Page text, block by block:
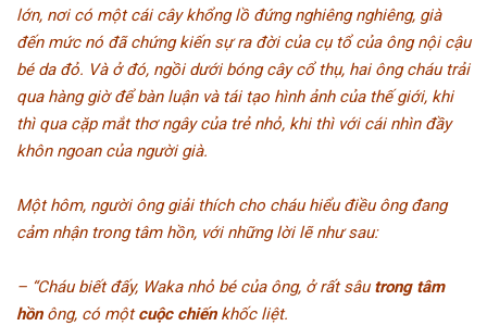
lớn, nơi có một cái cây khổng lồ đứng nghiêng nghiêng, già
đến mức nó đã chứng kiến sự ra đời của cụ tổ của ông nội cậu
bé da đỏ. Và ở đó, ngồi dưới bóng cây cổ thụ, hai ông cháu trải
qua hàng giờ để bàn luận và tái tạo hình ảnh của thế giới, khi
thì qua cặp mắt thơ ngây của trẻ nhỏ, khi thì với cái nhìn đầy
khôn ngoan của người già.
Một hôm, người ông giải thích cho cháu hiểu điều ông đang
cảm nhận trong tâm hồn, với những lời lẽ như sau:
– “Cháu biết đấy, Waka nhỏ bé của ông, ở rất sâutrong tâm
hồnông, có mộtcuộc chiếnkhốc liệt.